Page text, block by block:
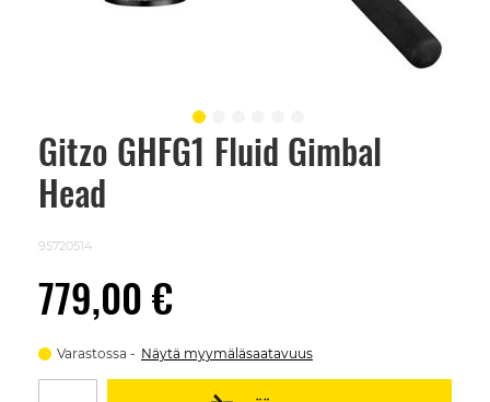
Gitzo GHFG1 Fluid Gimbal
Head
95720514
779,00 €
Varastossa Näytä myymäläsaatavuus
Skip
beginning
images